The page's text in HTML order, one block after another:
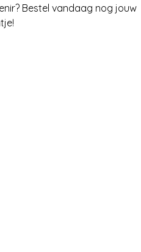
Bestel vandaag nog jouw